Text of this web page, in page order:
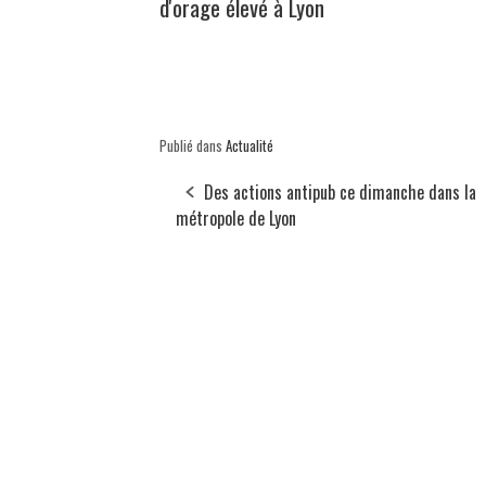
d'orage élevé à Lyon
Publié dans Actualité
Des actions antipub ce dimanche dans la
métropole de Lyon